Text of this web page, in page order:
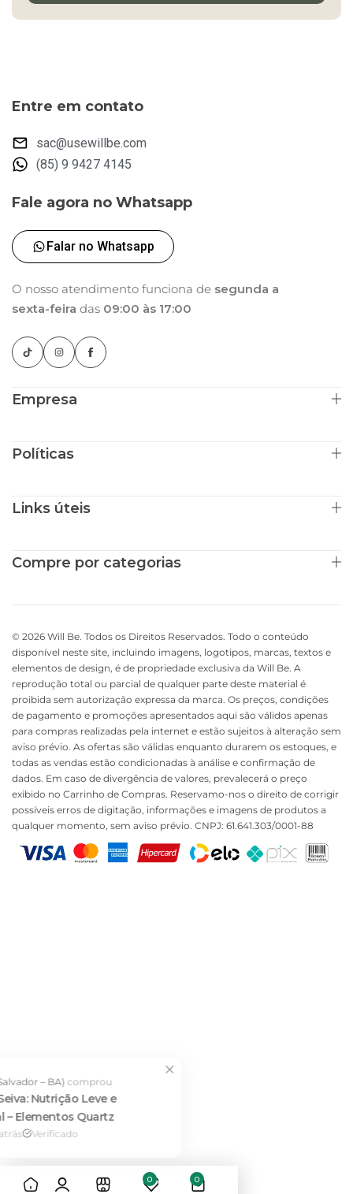
Entre em contato
sac@usewillbe.com
(85) 9 9427 4145
Fale agora no Whatsapp
Falar no Whatsapp
O nosso atendimento funciona de segunda a
sexta-feira das 09:00 às 17:00
Empresa
Políticas
Links úteis
Compre por categorias
© 2026 Will Be. Todos os Direitos Reservados. Todo o conteúdo
disponível neste site, incluindo imagens, logotipos, marcas, textos e
elementos de design, é de propriedade exclusiva da Will Be. A
reprodução total ou parcial de qualquer parte deste material é
proibida sem autorização expressa da marca. Os preços, condições
de pagamento e promoções apresentados aqui são válidos apenas
para compras realizadas pela internet e estão sujeitos à alteração sem
aviso prévio. As ofertas são válidas enquanto durarem os estoques, e
todas as vendas estão condicionadas à análise e confirmação de
dados. Em caso de divergência de valores, prevalecerá o preço
exibido no Carrinho de Compras. Reservamo-nos o direito de corrigir
possíveis erros de digitação, informações e imagens de produtos a
qualquer momento, sem aviso prévio. CNPJ: 61.641.303/0001-88
0 0
Daniela F. (Salvador – BA)
Kit Fluir + Seiva: Nutrição Leve e
Brilho Vital – Elementos Quartz